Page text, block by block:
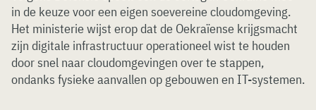
in de keuze voor een eigen soevereine cloudomgeving.
Het ministerie wijst erop dat de Oekraïense krijgsmacht
zijn digitale infrastructuur operationeel wist te houden
door snel naar cloudomgevingen over te stappen,
ondanks fysieke aanvallen op gebouwen en IT-systemen.